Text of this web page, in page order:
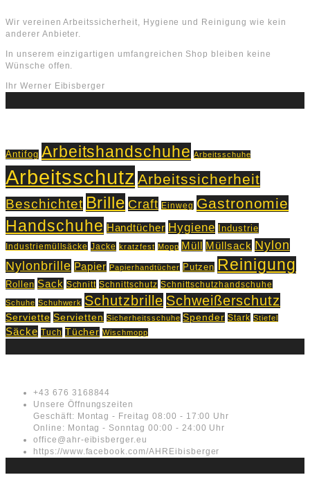
Wir vereinen Arbeitssicherheit, Hygiene und Reinigung wie kein
anderer Anbieter.
In unserem einzigartigen umfangreichen Shop bleiben keine
Wünsche offen.
Ihr Werner Eibisberger
Antifog Arbeitshandschuhe Arbeitsschuhe
Arbeitsschutz Arbeitssicherheit
Beschichtet Brille Craft Einweg Gastronomie
Handschuhe Handtücher Hygiene Industrie
Industriemüllsäcke Jacke kratzfest Mopp Müll Müllsack Nylon
Nylonbrille Papier Papierhandtücher Putzen Reinigung
Rollen Sack Schnitt Schnittschutz Schnittschutzhandschuhe
Schuhe Schuhwerk Schutzbrille Schweißerschutz
Serviette Servietten Sicherheitsschuhe Spender Stark Stiefel
Säcke Tuch Tücher Wischmopp
+43 676 3168844
Unsere Öffnungszeiten
Geschäft: Montag - Freitag 08:00 - 17:00 Uhr
Online: Montag - Sonntag 00:00 - 24:00 Uhr
office@ahr-eibisberger.eu
https://www.facebook.com/AHREibisberger